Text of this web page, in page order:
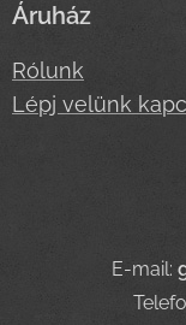
Áruház
Rólunk
Lépj velünk
E-mail: